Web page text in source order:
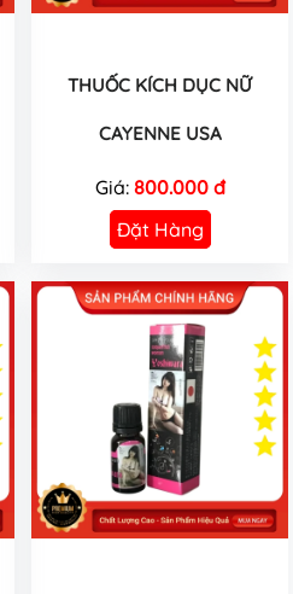
THUỐC KÍCH DỤC NỮ
CAYENNE USA
Giá: 800.000 đ
Đặt Hàng